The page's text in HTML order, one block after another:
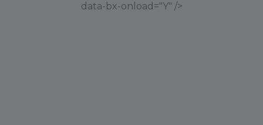
data-bx-onload="Y" />